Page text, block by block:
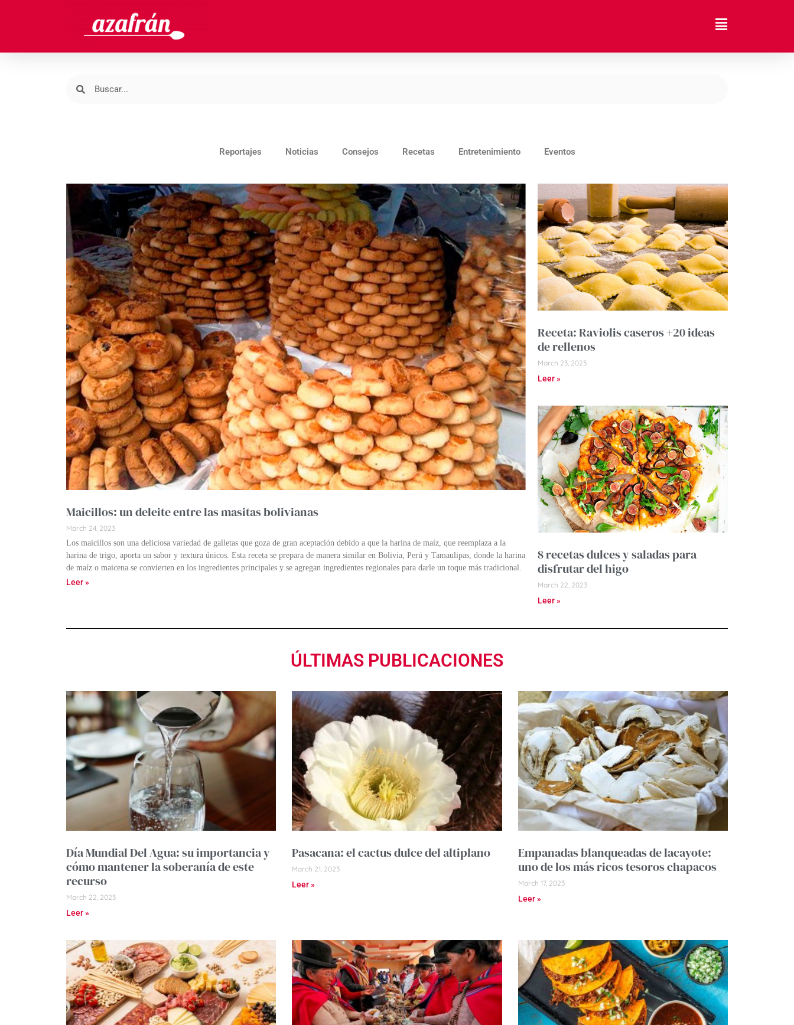
Reportajes Noticias Consejos Recetas Entretenimiento Eventos
Maicillos: un deleite entre las masitas bolivianas
March 24, 2023
Los maicillos son una deliciosa variedad de galletas que goza de gran aceptación debido a que la harina de maíz, que reemplaza a la
harina de trigo, aporta un sabor y textura únicos. Esta receta se prepara de manera similar en Bolivia, Perú y Tamaulipas, donde la harina
de maíz o maicena se convierten en los ingredientes principales y se agregan ingredientes regionales para darle un toque más tradicional.
Leer »
Receta: Raviolis caseros +20 ideas
de rellenos
March 23, 2023
Leer »
8 recetas dulces y saladas para
disfrutar del higo
March 22, 2023
Leer »
ÚLTIMAS PUBLICACIONES
Día Mundial Del Agua: su importancia y
cómo mantener la soberanía de este
recurso
March 22, 2023
Leer »
Pasacana: el cactus dulce del altiplano
March 21, 2023
Leer »
Empanadas blanqueadas de lacayote:
uno de los más ricos tesoros chapacos
March 17, 2023
Leer »